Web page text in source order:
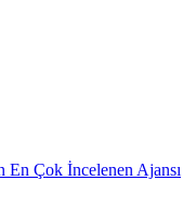
Çok İncelenen Ajansı